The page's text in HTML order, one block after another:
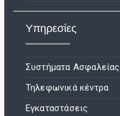
Υπηρεσίες
Συστήματα Ασφαλείας
Τηλεφωνικά κέντρα
Εγκαταστάσεις